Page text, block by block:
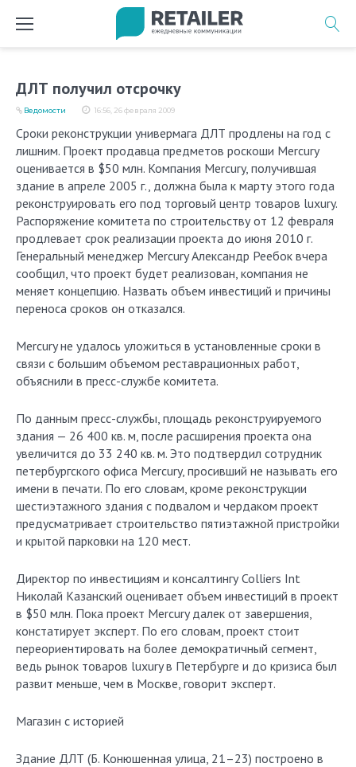
ДЛТ получил отсрочку
16:56, 26 февраля 2009
Ведомости
Сроки реконструкции универмага ДЛТ продлены на год с
лишним. Проект продавца предметов роскоши Mercury
оценивается в $50 млн. Компания Mercury, получившая
здание в апреле 2005 г., должна была к марту этого года
реконструировать его под торговый центр товаров luxury.
Распоряжение комитета по строительству от 12 февраля
продлевает срок реализации проекта до июня 2010 г.
Генеральный менеджер Mercury Александр Реебок вчера
сообщил, что проект будет реализован, компания не
меняет концепцию. Назвать объем инвестиций и причины
переноса сроков он отказался.
Mercury не удалось уложиться в установленные сроки в
связи с большим объемом реставрационных работ,
объяснили в пресс-службе комитета.
По данным пресс-службы, площадь реконструируемого
здания — 26 400 кв. м, после расширения проекта она
увеличится до 33 240 кв. м. Это подтвердил сотрудник
петербургского офиса Mercury, просивший не называть его
имени в печати. По его словам, кроме реконструкции
шестиэтажного здания с подвалом и чердаком проект
предусматривает строительство пятиэтажной пристройки
и крытой парковки на 120 мест.
Директор по инвестициям и консалтингу Colliers Int
Николай Казанский оценивает объем инвестиций в проект
в $50 млн. Пока проект Mercury далек от завершения,
констатирует эксперт. По его словам, проект стоит
переориентировать на более демократичный сегмент,
ведь рынок товаров luxury в Петербурге и до кризиса был
развит меньше, чем в Москве, говорит эксперт.
Магазин с историей
Здание ДЛТ (Б. Конюшенная улица, 21–23) построено в